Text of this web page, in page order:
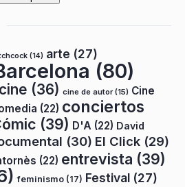
(14) arte (27)
(80)
cine (36) cine de autor(15) Cine
(22) conciertos
(39) D'A (22) David
(30) El Click (29)
(22) entrevista (39)
feminismo (17) Festival (27)